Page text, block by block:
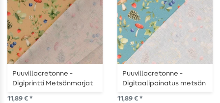
Puuvillacretonne -
Digiprintti Metsänmarjat
Beige
11,89 € *
Puuvillacretonne -
Digitaalipainatus metsän
marjat sininen
11,89 € *